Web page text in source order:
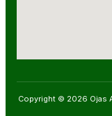
Copyright © 2026 Ojas